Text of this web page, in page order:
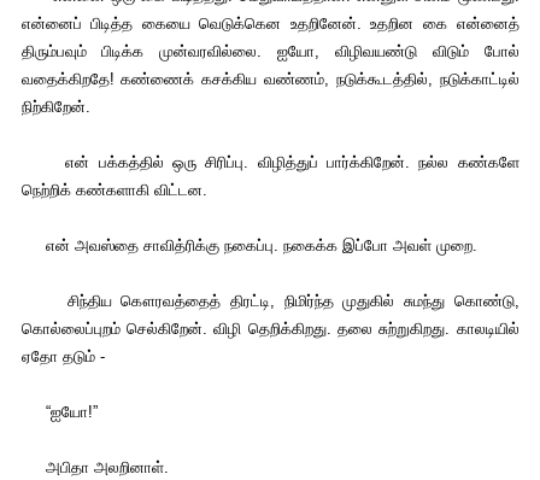
என்னைப் பிடித்த கையை வெடுக்கென உதறினேன். உதறின கை என்னைத்
திரும்பவும் பிடிக்க முன்வரவில்லை. ஐயோ, விழிவயண்டு விடும் போல்
வதைக்கிறதே! கண்ணைக் கசக்கிய வண்ணம், நடுக்கூடத்தில், நடுக்காட்டில்
நிற்கிறேன்.
என் பக்கத்தில் ஒரு சிரிப்பு. விழித்துப் பார்க்கிறேன். நல்ல கண்களே
நெற்றிக் கண்களாகி விட்டன.
என் அவஸ்தை சாவித்ரிக்கு நகைப்பு. நகைக்க இப்போ அவள் முறை.
சிந்திய கௌரவத்தைத் திரட்டி, நிமிர்ந்த முதுகில் சுமந்து கொண்டு,
கொல்லைப்புறம் செல்கிறேன். விழி தெறிக்கிறது. தலை சுற்றுகிறது. காலடியில்
ஏதோ தடும் -
“ஐயோ!”
அபிதா அலறினாள்.